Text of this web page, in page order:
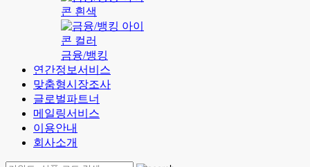
금융/뱅킹
연간정보서비스
맞춤형시장조사
글로벌파트너
메일링서비스
이용안내
회사소개